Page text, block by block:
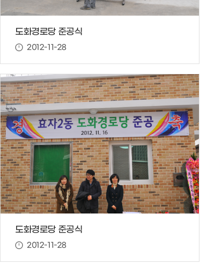
도화경로당 준공식
2012-11-28
도화경로당 준공식
2012-11-28